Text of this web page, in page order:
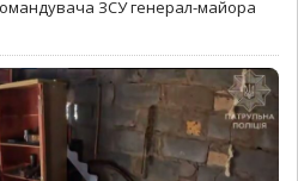
ЗСУ генерал-майора